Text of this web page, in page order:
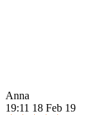
Anna
19:11 18 Feb 19